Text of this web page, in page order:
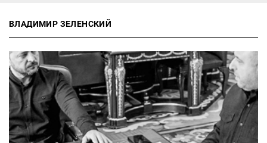
ВЛАДИМИР ЗЕЛЕНСКИЙ